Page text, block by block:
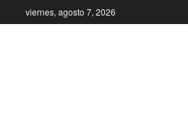
viernes, agosto 7, 2026